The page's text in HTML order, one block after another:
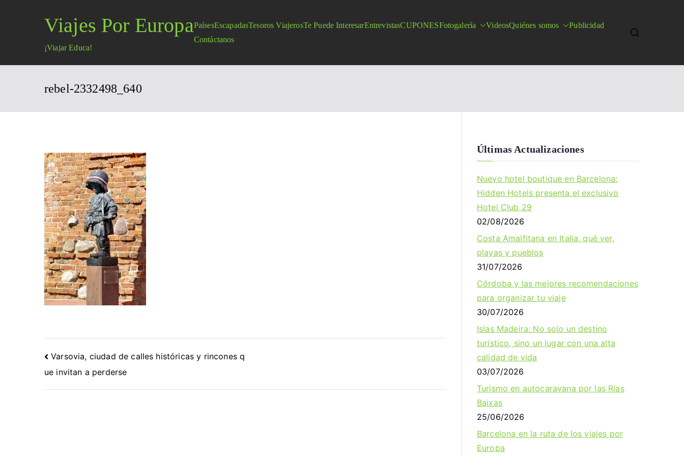
Viajes Por Europa
¡Viajar Educa!
PaísesEscapadasTesoros ViajerosTe Puede InteresarEntrevistasCUPONESFotogalería VideosQuiénes somos
Publicidad
Contáctanos
rebel-2332498_640
Navegación
de
entradas
Varsovia, ciudad de calles históricas y rincones q
ue invitan a perderse
Últimas Actualizaciones
Nuevo hotel boutique en Barcelona:
Hidden Hotels presenta el exclusivo
Hotel Club 29
02/08/2026
Costa Amalfitana en Italia, qué ver,
playas y pueblos
31/07/2026
Córdoba y las mejores recomendaciones
para organizar tu viaje
30/07/2026
Islas Madeira: No solo un destino
turístico, sino un lugar con una alta
calidad de vida
03/07/2026
Turismo en autocaravana por las Rías
Baixas
25/06/2026
Barcelona en la ruta de los viajes por
Europa